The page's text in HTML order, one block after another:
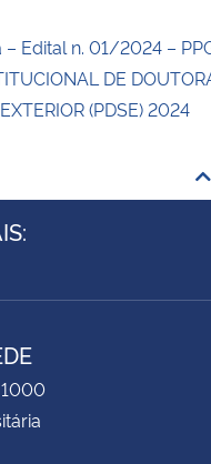
Edital n. 01/2024 –
DE
(PDSE) 2024
1000